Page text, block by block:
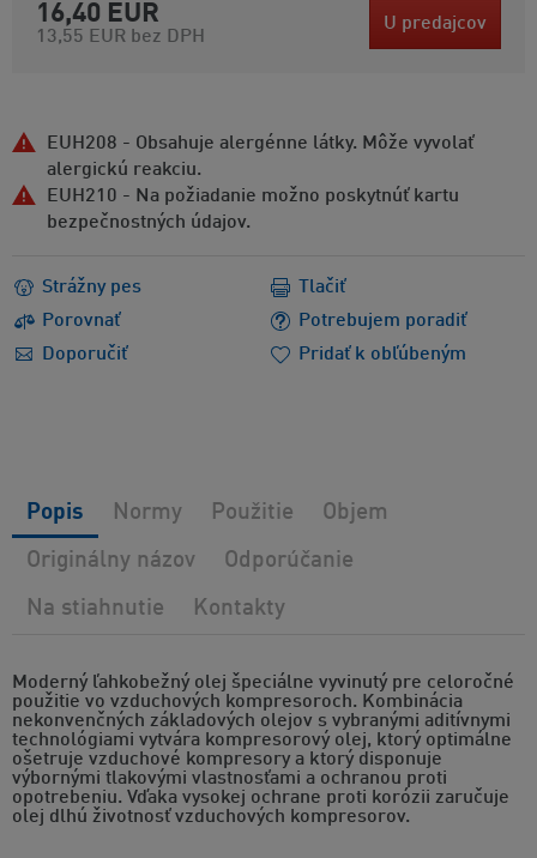
16,40 EUR
13,55 EUR bez DPH
U predajcov
EUH208 - Obsahuje alergénne látky. Môže vyvolať
alergickú reakciu.
EUH210 - Na požiadanie možno poskytnúť kartu
bezpečnostných údajov.
Strážny pes
Porovnať
Potrebujem poradiť
Doporučiť
Tlačiť
Pridať k obľúbeným
Moderný ľahkobežný olej špeciálne vyvinutý pre celoročné
použitie vo vzduchových kompresoroch. Kombinácia
nekonvenčných základových olejov s vybranými aditívnymi
technológiami vytvára kompresorový olej, ktorý optimálne
ošetruje vzduchové kompresory a ktorý disponuje
výbornými tlakovými vlastnosťami a ochranou proti
opotrebeniu. Vďaka vysokej ochrane proti korózii zaručuje
olej dlhú životnosť vzduchových kompresorov.
Popis Normy Použitie Objem
Originálny názov Odporúčanie
Na stiahnutie Kontakty